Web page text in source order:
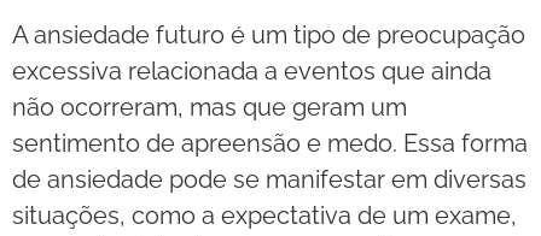
A ansiedade futuro é um tipo de preocupação
excessiva relacionada a eventos que ainda
não ocorreram, mas que geram um
sentimento de apreensão e medo. Essa forma
de ansiedade pode se manifestar em diversas
situações, como a expectativa de um exame,